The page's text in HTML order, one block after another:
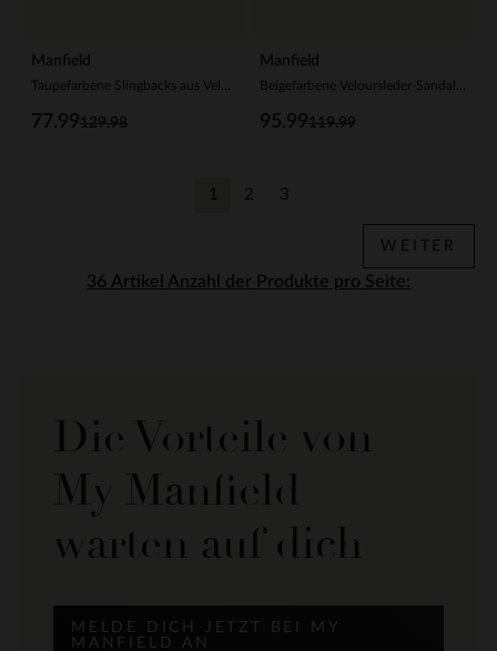
Manfield
129.98
77.99
Manfield
119.99
95.99
Anzahl der Produkte pro Seite:
1 2 3
WEITER
Die Vorteile von
My Manfield
warten auf dich
MELDE DICH JETZT BEI MY
MANFIELD AN